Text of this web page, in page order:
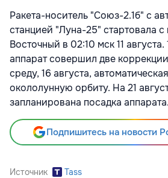
Ракета-носитель "Союз-2.1б" с
станцией "Луна-25" стартовала
Восточный в 02:10 мск 11 августа.
аппарат совершил две
среду, 16 августа,
окололунную орбиту. На 21
запланирована посадка аппарата.
Подпишитесь на новости
Источник Tass